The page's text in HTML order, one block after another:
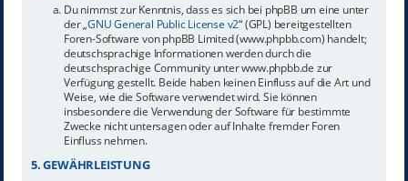
Du nimmst zur Kenntnis, dass es sich bei phpBB um eine unter
der „GNU General Public License v2“ (GPL) bereitgestellten
Foren-Software von phpBB Limited (www.phpbb.com) handelt;
deutschsprachige Informationen werden durch die
deutschsprachige Community unter www.phpbb.de zur
Verfügung gestellt. Beide haben keinen Einfluss auf die Art und
Weise, wie die Software verwendet wird. Sie können
insbesondere die Verwendung der Software für bestimmte
Zwecke nicht untersagen oder auf Inhalte fremder Foren
Einfluss nehmen.
5. GEWÄHRLEISTUNG